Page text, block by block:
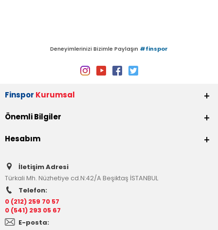
Deneyimlerinizi Bizimle Paylaşın #finspor
Finspor Kurumsal
Önemli Bilgiler
Hesabım
İletişim Adresi
Türkali Mh. Nüzhetiye cd.N:42/A Beşiktaş İSTANBUL
Telefon:
0 (212) 259 70 57
0 (541) 293 05 67
E-posta: